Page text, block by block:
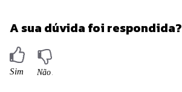
A sua dúvida foi respondida?